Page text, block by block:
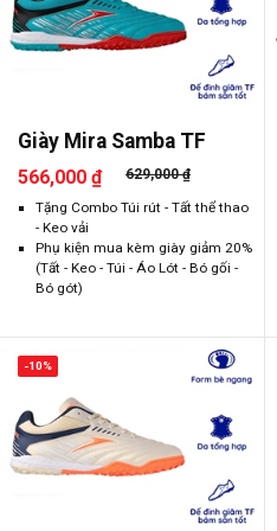
Giày Mira Samba TF
566,000 ₫
629,000 ₫
Tặng Combo Túi rút - Tất thể thao
- Keo vải
Phụ kiện mua kèm giày giảm 20%
(Tất - Keo - Túi - Áo Lót - Bó gối -
Bó gót)
-10%